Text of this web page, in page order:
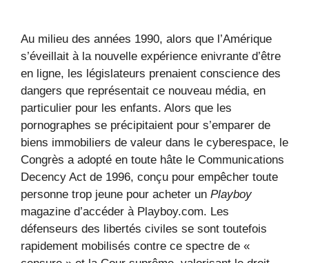
Au milieu des années 1990, alors que l’Amérique
s’éveillait à la nouvelle expérience enivrante d’être
en ligne, les législateurs prenaient conscience des
dangers que représentait ce nouveau média, en
particulier pour les enfants. Alors que les
pornographes se précipitaient pour s’emparer de
biens immobiliers de valeur dans le cyberespace, le
Congrès a adopté en toute hâte le Communications
Decency Act de 1996, conçu pour empêcher toute
personne trop jeune pour acheter un Playboy
magazine d’accéder à Playboy.com. Les
défenseurs des libertés civiles se sont toutefois
rapidement mobilisés contre ce spectre de «